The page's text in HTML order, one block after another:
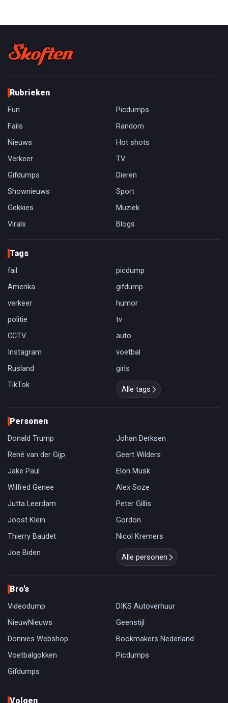
Rubrieken
Fun
Picdumps
Fails
Random
Nieuws
Hot shots
Verkeer
TV
Gifdumps
Dieren
Shownieuws
Sport
Gekkies
Muziek
Virals
Blogs
Tags
fail
picdump
Amerika
gifdump
verkeer
humor
politie
tv
CCTV
auto
Instagram
voetbal
Rusland
girls
TikTok
Alle tags
Personen
Donald Trump
Johan Derksen
René van der Gijp
Geert Wilders
Jake Paul
Elon Musk
Wilfred Genee
Alex Soze
Jutta Leerdam
Peter Gillis
Joost Klein
Gordon
Thierry Baudet
Nicol Kremers
Joe Biden
Alle personen
Bro's
Videodump
DIKS Autoverhuur
NieuwNieuws
Geenstijl
Donnies Webshop
Bookmakers Nederland
Voetbalgokken
Picdumps
Gifdumps
Volgen